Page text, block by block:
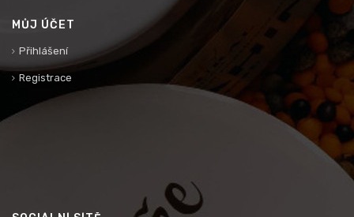
MŮJ ÚČET
Přihlášení
Registrace